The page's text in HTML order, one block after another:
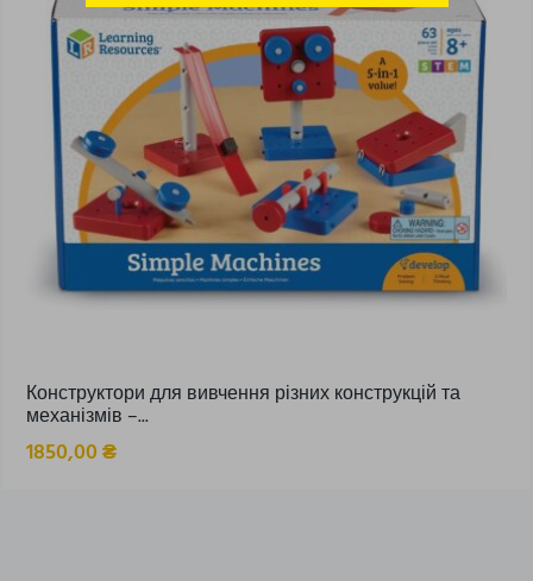
Конструктори для вивчення різних конструкцій та
механізмів –...
1850,00₴